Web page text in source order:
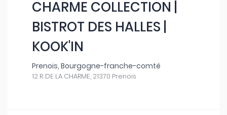
CHARME COLLECTION |
BISTROT DES HALLES |
KOOK'IN
Prenois, Bourgogne-franche-comté
12 R. DE LA CHARME, 21370 Prenois